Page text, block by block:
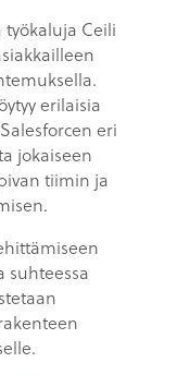
työkaluja Ceili
erilaisia
eri
jokaiseen
tiimin ja
suhteessa